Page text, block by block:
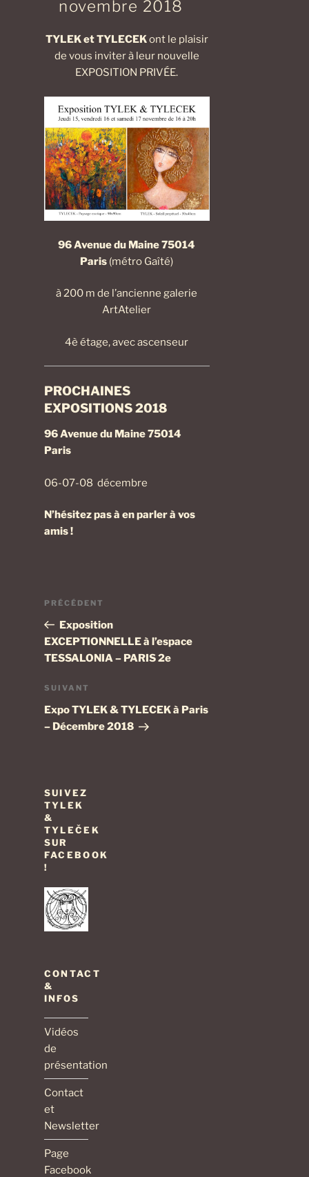
novembre 2018
TYLEK et TYLECEKont le plaisir
de vous inviter à leur nouvelle
EXPOSITION PRIVÉE.
96 Avenue du Maine 75014
Paris (métro Gaîté)
à 200 m de l’ancienne galerie
ArtAtelier
4è étage, avec ascenseur
PROCHAINES
EXPOSITIONS 2018
96 Avenue du Maine 75014
Paris
06-07-08 décembre
N’hésitez pas à en parler à vos
amis !
Navigation
l’article
Article
précédent
PRÉCÉDENT
Exposition
EXCEPTIONNELLE à l’espace
TESSALONIA – PARIS 2e
Article
suivant
SUIVANT
Expo TYLEK & TYLECEK à Paris
– Décembre 2018
SUIVEZ
TYLEK
&
TYLEČEK
SUR
FACEBOOK
!
CONTACT
&
INFOS
Vidéos
de
présentation
Contact
et
Newsletter
Page
Facebook